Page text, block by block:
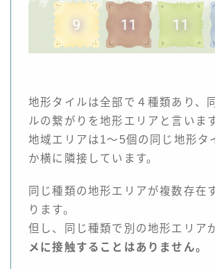
地形タイルは全部で４種類あり、
ルの繋がりを地形エリアと言います
地域エリアは1～5個の同じ地形タ
か横に隣接しています。
同じ種類の地形エリアが複数存在
ります。
但し、同じ種類で別の地形エリア
メに接触することはありません。